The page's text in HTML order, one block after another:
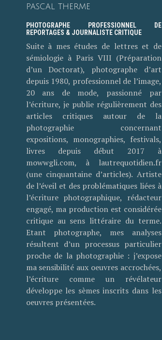
PASCAL THERME
PHOTOGRAPHE PROFESSIONNEL DE
REPORTAGES & JOURNALISTE CRITIQUE
Suite à mes études de lettres et de
sémiologie à Paris VIII (Préparation
d’un Doctorat), photographe d’art
depuis 1980, professionnel de l’image,
20 ans de mode, passionné par
l’écriture, je publie régulièrement des
articles critiques autour de la
photographie concernant
expositions, monographies, festivals,
livres depuis début 2017 à
mowwgli.com, à lautrequotidien.fr
(une cinquantaine d’articles). Artiste
de l’éveil et des problématiques liées à
l’écriture photographique, rédacteur
engagé, ma production est considérée
critique au sens littéraire du terme.
Etant photographe, mes analyses
résultent d’un processus particulier
proche de la photographie : j’expose
ma sensibilité aux oeuvres accrochées,
l’écriture comme un révélateur
développe les sèmes inscrits dans les
oeuvres présentées.